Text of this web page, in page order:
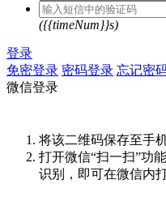
({{timeNum}}s)
登录
免密登录 密码登录 忘记密
微信登录
将该二维码保存至手
打开微信“扫一扫”功
识别，即可在微信内